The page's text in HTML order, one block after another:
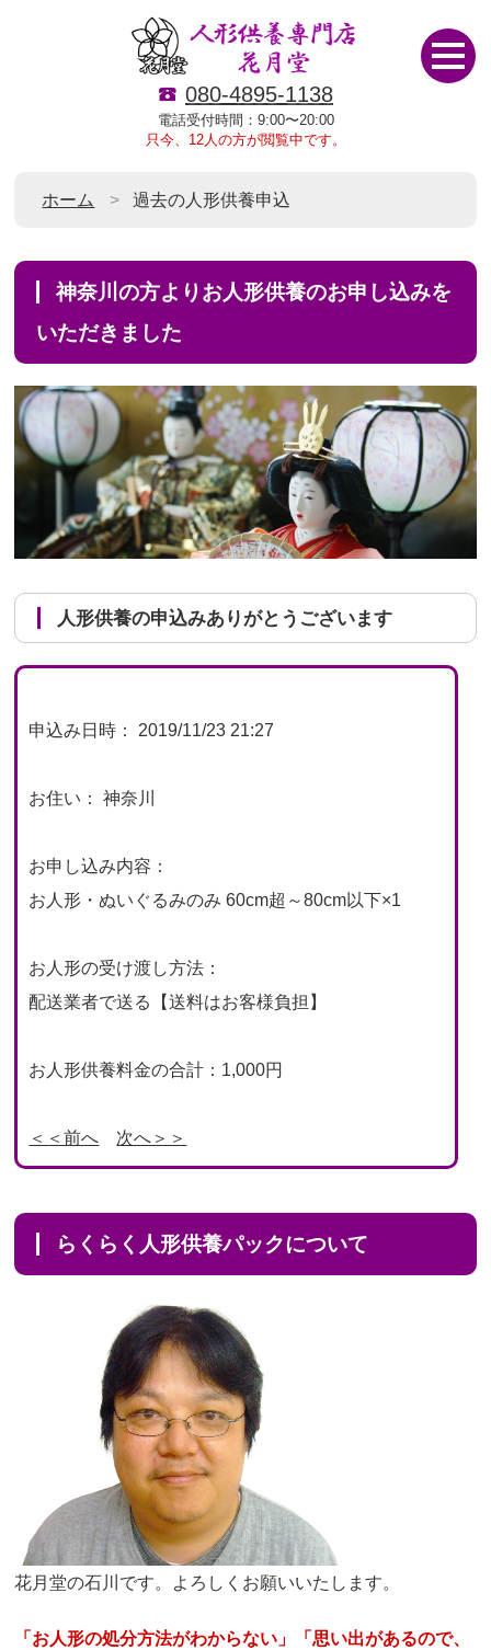
080-4895-1138
電話受付時間：9:00〜20:00
只今、12人の方が閲覧中です。
ホーム 過去の人形供養申込
神奈川の方よりお人形供養のお申し込みを
いただきました
人形供養の申込みありがとうございます
申込み日時： 2019/11/23 21:27
お住い： 神奈川
お申し込み内容：
お人形・ぬいぐるみのみ 60cm超～80cm以下×1
お人形の受け渡し方法：
配送業者で送る【送料はお客様負担】
お人形供養料金の合計：1,000円
＜＜前へ 次へ＞＞
らくらく人形供養パックについて
花月堂の石川です。よろしくお願いいたします。
「お人形の処分方法がわからない」「思い出があるので、